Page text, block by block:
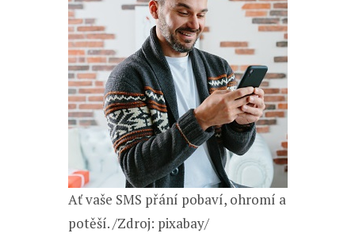
Ať vaše SMS přání pobaví, ohromí a
potěší. /Zdroj: pixabay/